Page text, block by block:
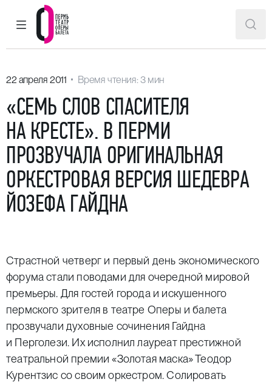
ГЛАВНОЕ МЕНЮ
Пермский театр оперы и балета
22 апреля 2011 Время чтения: 3 мин
«СЕМЬ СЛОВ СПАСИТЕЛЯ
НА КРЕСТЕ». В ПЕРМИ
ПРОЗВУЧАЛА ОРИГИНАЛЬНАЯ
ОРКЕСТРОВАЯ ВЕРСИЯ ШЕДЕВРА
ЙОЗЕФА ГАЙДНА
Страстной четверг и первый день экономического
форума стали поводами для очередной мировой
премьеры. Для гостей города и искушенного
пермского зрителя в театре Оперы и балета
прозвучали духовные сочинения Гайдна
и Перголези. Их исполнил лауреат престижной
театральной премии «Золотая маска» Теодор
Курентзис со своим оркестром. Солировать